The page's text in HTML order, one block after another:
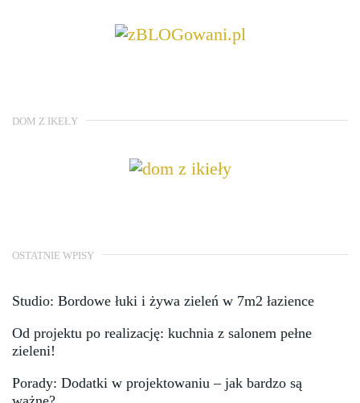
DOM Z IKEŁY
OSTATNIE WPISY
Studio: Bordowe łuki i żywa zieleń w 7m2 łazience
Od projektu po realizację: kuchnia z salonem pełne
zieleni!
Porady: Dodatki w projektowaniu – jak bardzo są